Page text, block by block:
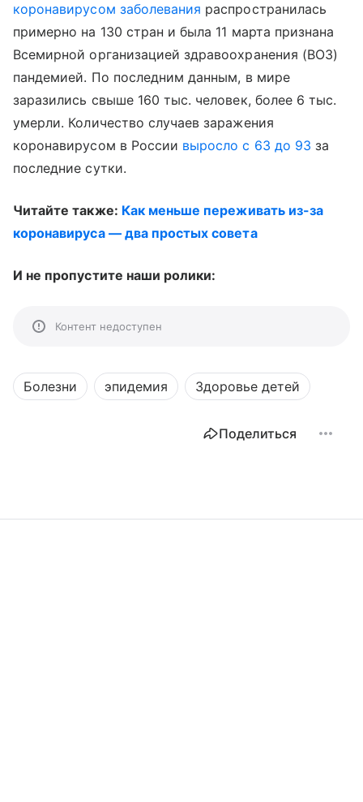
коронавирусом заболевания распространилась
примерно на 130 стран и была 11 марта признана
Всемирной организацией здравоохранения (ВОЗ)
пандемией. По последним данным, в мире
заразились свыше 160 тыс. человек, более 6 тыс.
умерли. Количество случаев заражения
коронавирусом в России выросло с 63 до 93 за
последние сутки.
Читайте также: Как меньше переживать из-за
коронавируса — два простых совета
И не пропустите наши ролики:
Контент недоступен
Болезни эпидемия Здоровье детей
Поделиться